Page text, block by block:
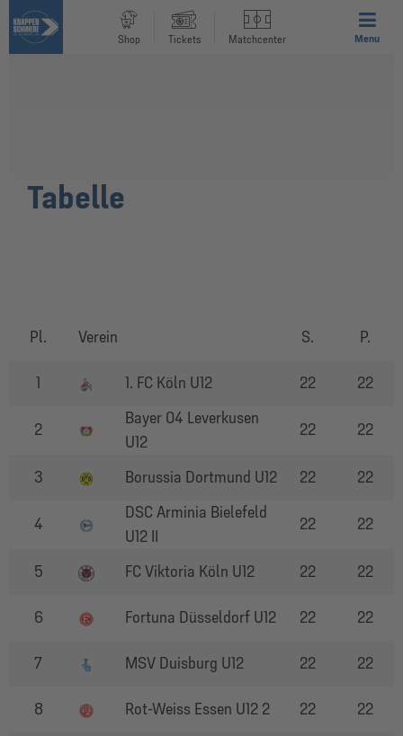
Shop Tickets Matchcenter Menu
Tabelle
Pl. Verein S. P.
1 1. FC Köln U12 22 22
2
Bayer 04 Leverkusen
U12
22 22
3 Borussia Dortmund U12 22 22
4
DSC Arminia Bielefeld
U12 II
22 22
5 FC Viktoria Köln U12 22 22
6 Fortuna Düsseldorf U12 22 22
7 MSV Duisburg U12 22 22
8 Rot-Weiss Essen U12 2 22 22